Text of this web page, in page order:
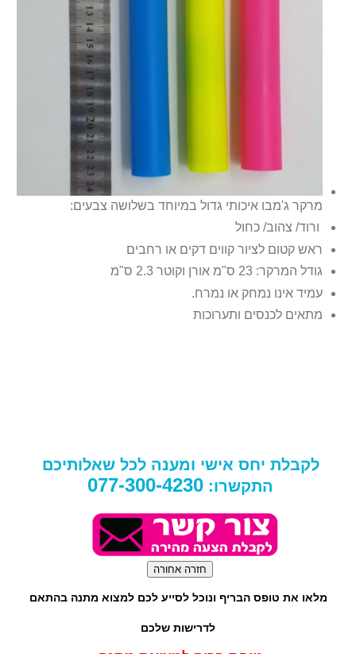
מרקר ג'מבו איכותי גדול במיוחד בשלושה צבעים:
ורוד/ צהוב/ כחול
ראש קטום לציור קווים דקים או רחבים
גודל המרקר: 23 ס"מ אורן וקוטר 2.3 ס"מ
עמיד אינו נמחק או נמרח.
מתאים לכנסים ותערוכות
לקבלת יחס אישי ומענה לכל שאלותיכם
התקשרו: 077-300-4230
מלאו את טופס הבריף ונוכל לסייע לכם למצוא מתנה בהתאם
לדרישות שלכם